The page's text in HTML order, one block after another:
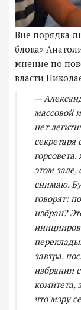
Вне порядка
блока»
мнение по
власти
—
массовой
нет
этом зале,
снимаю.
говорят:
избран?
завтра.
избрании
комитета,
что мэру